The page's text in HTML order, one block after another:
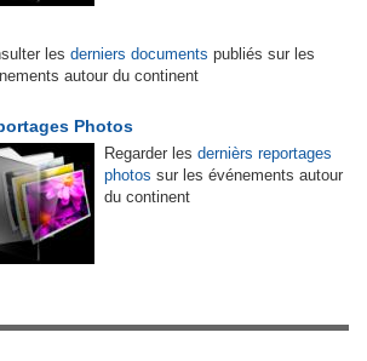
les derniers documents publiés sur les
autour du continent
Photos
Regarder les dernièrs reportages
photos sur les événements autour
du continent